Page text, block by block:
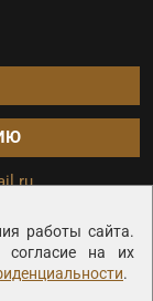
работы сайта.
на их
.